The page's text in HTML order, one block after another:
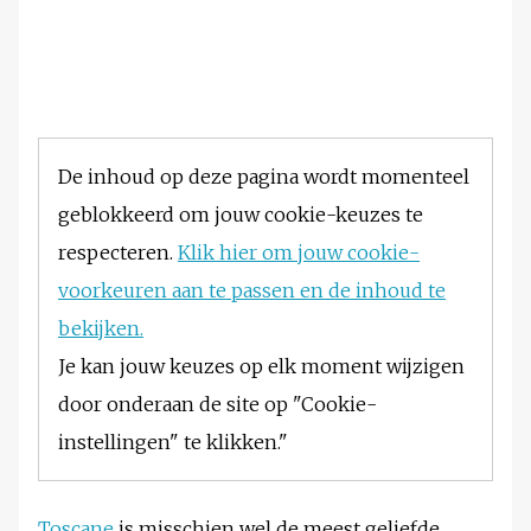
De inhoud op deze pagina wordt momenteel
geblokkeerd om jouw cookie-keuzes te
respecteren. Klik hier om jouw cookie-
voorkeuren aan te passen en de inhoud te
bekijken.
Je kan jouw keuzes op elk moment wijzigen
door onderaan de site op "Cookie-
instellingen" te klikken."